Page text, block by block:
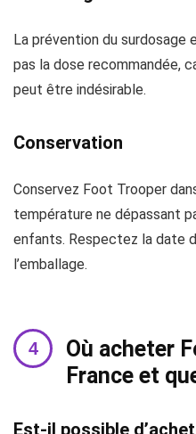
La prévention du surdosage
pas la dose recommandée,
peut être indésirable.
Conservation
Conservez Foot Trooper
température ne dépassant
enfants. Respectez la date
l’emballage.
Où acheter
France et
Est-il possible